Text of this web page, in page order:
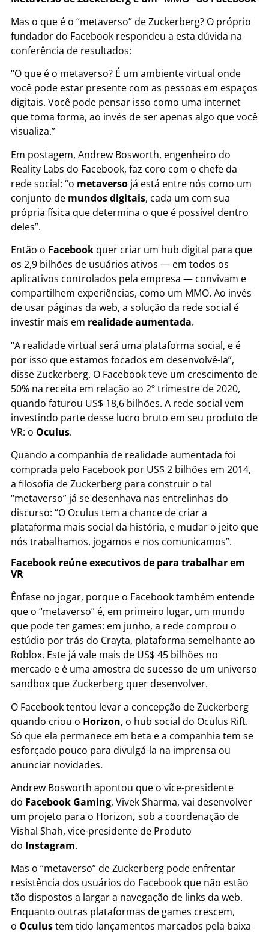
Mas o que é o “metaverso” de Zuckerberg? O próprio
fundador do Facebook respondeu a esta dúvida na
conferência de resultados:
“O que é o metaverso? É um ambiente virtual onde
você pode estar presente com as pessoas em espaços
digitais. Você pode pensar isso como uma internet
que toma forma, ao invés de ser apenas algo que você
visualiza.”
Em postagem, Andrew Bosworth, engenheiro do
Reality Labs do Facebook, faz coro com o chefe da
rede social: “o metaverso já está entre nós como um
conjunto de mundos digitais, cada um com sua
própria física que determina o que é possível dentro
deles”.
Então o Facebook quer criar um hub digital para que
os 2,9 bilhões de usuários ativos — em todos os
aplicativos controlados pela empresa — convivam e
compartilhem experiências, como um MMO. Ao invés
de usar páginas da web, a solução da rede social é
investir mais em realidade aumentada.
“A realidade virtual será uma plataforma social, e é
por isso que estamos focados em desenvolvê-la”,
disse Zuckerberg. O Facebook teve um crescimento de
50% na receita em relação ao 2º trimestre de 2020,
quando faturou US$ 18,6 bilhões. A rede social vem
investindo parte desse lucro bruto em seu produto de
VR: o Oculus.
Quando a companhia de realidade aumentada foi
comprada pelo Facebook por US$ 2 bilhões em 2014,
a filosofia de Zuckerberg para construir o tal
“metaverso” já se desenhava nas entrelinhas do
discurso: “O Oculus tem a chance de criar a
plataforma mais social da história, e mudar o jeito que
nós trabalhamos, jogamos e nos comunicamos”.
Facebook reúne executivos de para trabalhar em
VR
Ênfase no jogar, porque o Facebook também entende
que o “metaverso” é, em primeiro lugar, um mundo
que pode ter games: em junho, a rede comprou o
estúdio por trás do Crayta, plataforma semelhante ao
Roblox. Este já vale mais de US$ 45 bilhões no
mercado e é uma amostra de sucesso de um universo
sandbox que Zuckerberg quer desenvolver.
O Facebook tentou levar a concepção de Zuckerberg
quando criou o Horizon, o hub social do Oculus Rift.
Só que ela permanece em beta e a companhia tem se
esforçado pouco para divulgá-la na imprensa ou
anunciar novidades.
Andrew Bosworth apontou que o vice-presidente
do Facebook Gaming, Vivek Sharma, vai desenvolver
um projeto para o Horizon, sob a coordenação de
Vishal Shah, vice-presidente de Produto
do Instagram.
Mas o “metaverso” de Zuckerberg pode enfrentar
resistência dos usuários do Facebook que não estão
tão dispostos a largar a navegação de links da web.
Enquanto outras plataformas de games crescem,
o Oculustem tido lançamentos marcados pela baixa